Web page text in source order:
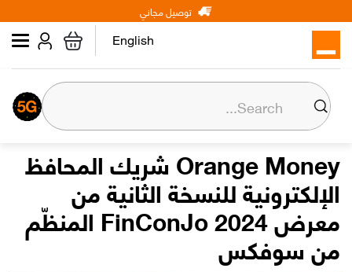
to
main
content
توصيل مجاني
English
Main
navigation
شخصيالأعمالعن أورنج
عن أورنج
المسؤولية المجتمعية
المركز الإعلامي
علاقات المستثمرين
Orange Money شريك المحافظ
الإلكترونية للنسخة الثانية من
معرض FinConJo 2024 المنظّم
من سوفكس